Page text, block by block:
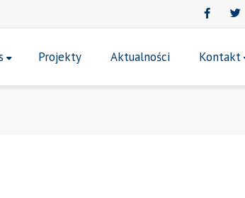
Projekty Aktualności Kontakt